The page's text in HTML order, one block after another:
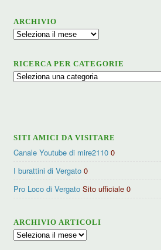
ARCHIVIO
Archivio
RICERCA PER CATEGORIE
Ricerca
SITI AMICI DA VISITARE
Canale Youtube di mire2110 0
I burattini di Vergato 0
Pro Loco di Vergato Sito ufficiale 0
ARCHIVIO ARTICOLI
Archivio